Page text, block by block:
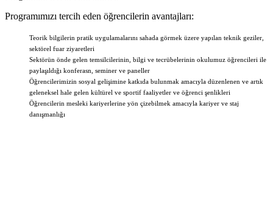
Programımızı tercih eden öğrencilerin avantajları:
Teorik bilgilerin pratik uygulamalarını sahada görmek üzere yapılan teknik geziler,
sektörel fuar ziyaretleri
Sektörün önde gelen temsilcilerinin, bilgi ve tecrübelerinin okulumuz öğrencileri ile
paylaşıldığı konferasn, seminer ve paneller
Öğrencilerimizin sosyal gelişimine katkıda bulunmak amacıyla düzenlenen ve artık
geleneksel hale gelen kültürel ve sportif faaliyetler ve öğrenci şenlikleri
Öğrencilerin mesleki kariyerlerine yön çizebilmek amacıyla kariyer ve staj
danışmanlığı